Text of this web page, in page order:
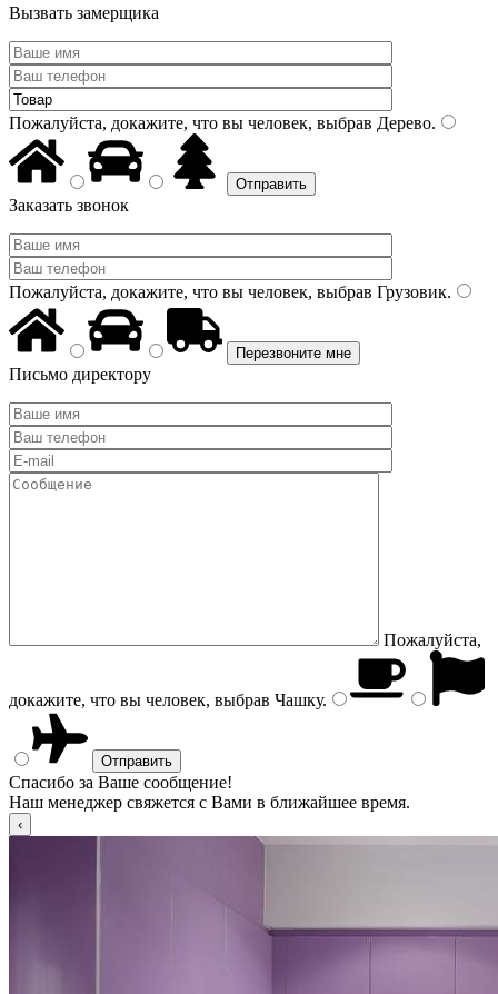
Вызвать замерщика
Пожалуйста, докажите, что вы человек, выбрав Дерево.
Заказать звонок
Пожалуйста, докажите, что вы человек, выбрав Грузовик.
Письмо директору
Пожалуйста,
докажите, что вы человек, выбрав Чашку.
Спасибо за Ваше сообщение!
Наш менеджер свяжется с Вами в ближайшее время.